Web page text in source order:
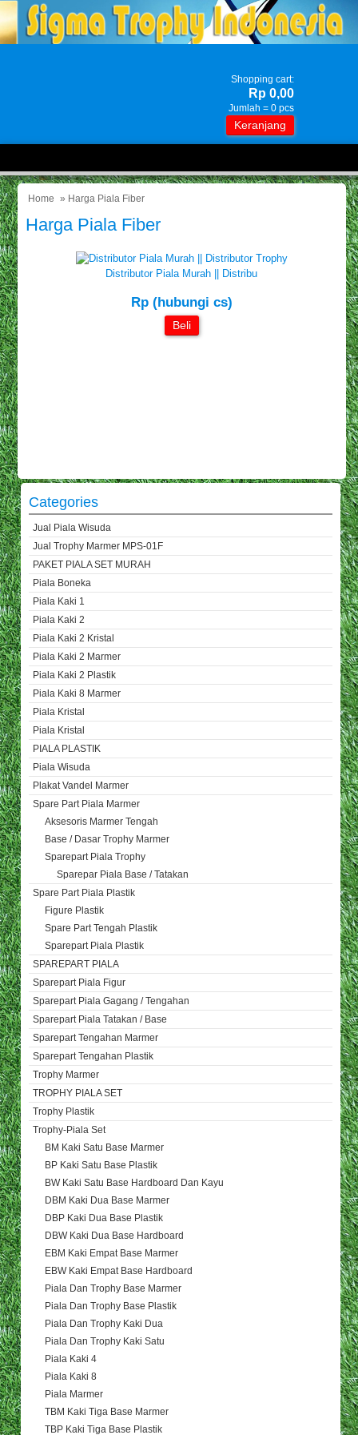
Shopping cart:
Rp 0,00
Jumlah = 0 pcs
Keranjang
Home » Harga Piala Fiber
Harga Piala Fiber
Distributor Piala Murah || Distribu
Rp (hubungi cs)
Beli
Categories
Jual Piala Wisuda
Jual Trophy Marmer MPS-01F
PAKET PIALA SET MURAH
Piala Boneka
Piala Kaki 1
Piala Kaki 2
Piala Kaki 2 Kristal
Piala Kaki 2 Marmer
Piala Kaki 2 Plastik
Piala Kaki 8 Marmer
Piala Kristal
Piala Kristal
PIALA PLASTIK
Piala Wisuda
Plakat Vandel Marmer
Spare Part Piala Marmer
Aksesoris Marmer Tengah
Base / Dasar Trophy Marmer
Sparepart Piala Trophy
Sparepar Piala Base / Tatakan
Spare Part Piala Plastik
Figure Plastik
Spare Part Tengah Plastik
Sparepart Piala Plastik
SPAREPART PIALA
Sparepart Piala Figur
Sparepart Piala Gagang / Tengahan
Sparepart Piala Tatakan / Base
Sparepart Tengahan Marmer
Sparepart Tengahan Plastik
Trophy Marmer
TROPHY PIALA SET
Trophy Plastik
Trophy-Piala Set
BM Kaki Satu Base Marmer
BP Kaki Satu Base Plastik
BW Kaki Satu Base Hardboard Dan Kayu
DBM Kaki Dua Base Marmer
DBP Kaki Dua Base Plastik
DBW Kaki Dua Base Hardboard
EBM Kaki Empat Base Marmer
EBW Kaki Empat Base Hardboard
Piala Dan Trophy Base Marmer
Piala Dan Trophy Base Plastik
Piala Dan Trophy Kaki Dua
Piala Dan Trophy Kaki Satu
Piala Kaki 4
Piala Kaki 8
Piala Marmer
TBM Kaki Tiga Base Marmer
TBP Kaki Tiga Base Plastik